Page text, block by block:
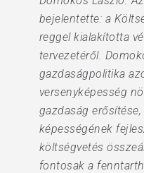
bejelentette: a
reggel kialakította
tervezetéről.
gazdaságpolitika
versenyképesség
gazdaság
képességének
költségvetés
fontosak a